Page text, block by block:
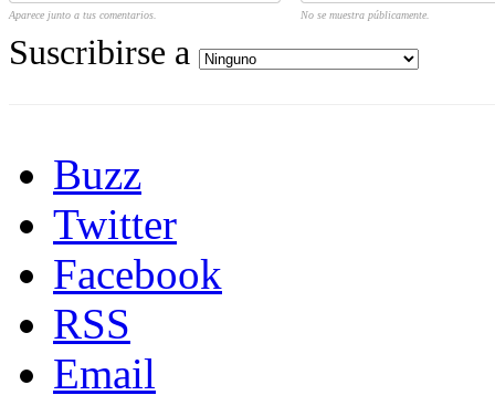
Aparece junto a tus comentarios. No se muestra públicamente.
Suscribirse a
Buzz
Twitter
Facebook
RSS
Email